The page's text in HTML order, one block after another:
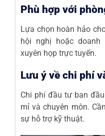
Phù hợp với
Lựa chọn hoàn hảo
hội nghị hoặc doanh
xuyên họp trực tuyến.
Lưu ý về chi phí
Chi phí đầu tư ban
mỉ và chuyên môn.
sự hỗ trợ kỹ thuật.